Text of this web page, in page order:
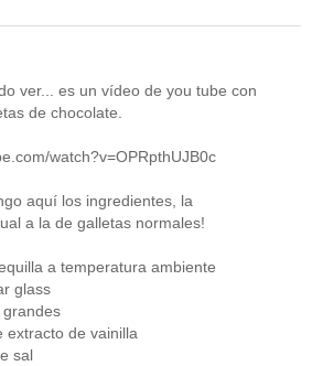
ver... es un vídeo de you tube con
de chocolate.
watch?v=OPRpthUJB0c
aquí los ingredientes, la
a la de galletas normales!
a temperatura ambiente
glass
extracto de vainilla
sal